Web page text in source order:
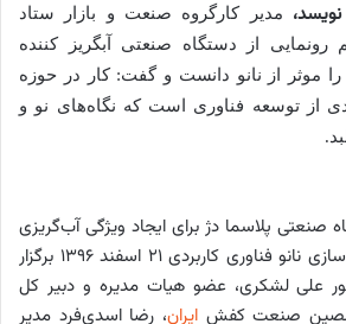
مدیر کارگروه صنعت و بازار ستاد
رونمایی از دستگاه صنعتی آبگریز کننده
را موثر از نانو دانست و گفت: کار در حوزه
از توسعه فناوری است که نگاه‌های نو و
صنعتی پلاسما دژ برای ایجاد ویژگی آب‌گریزی
در کفش در مرکز تجاری‌سازی نانو فناوری کاربردی ۲۱ اسفند ۱۳۹۶ برگزار
علی لشکری، عضو هیات مدیره و دبیر کل
صنعت کفش ایران، رضا اسدی‌فرد مدیر